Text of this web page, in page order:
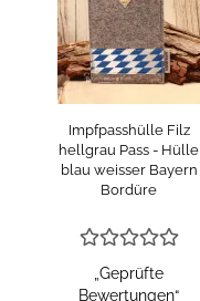
Impfpasshülle Filz
hellgrau Pass - Hülle
blau weisser Bayern
Bordüre
„Geprüfte
Bewertungen“